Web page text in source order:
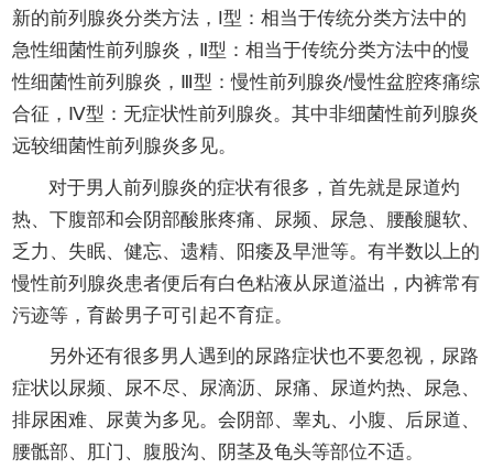
新的前列腺炎分类方法，I型：相当于传统分类方法中的
急性细菌性前列腺炎，Ⅱ型：相当于传统分类方法中的慢
性细菌性前列腺炎，Ⅲ型：慢性前列腺炎/慢性盆腔疼痛综
合征，Ⅳ型：无症状性前列腺炎。其中非细菌性前列腺炎
远较细菌性前列腺炎多见。
对于男人前列腺炎的症状有很多，首先就是尿道灼
热、下腹部和会阴部酸胀疼痛、尿频、尿急、腰酸腿软、
乏力、失眠、健忘、遗精、阳痿及早泄等。有半数以上的
慢性前列腺炎患者便后有白色粘液从尿道溢出，内裤常有
污迹等，育龄男子可引起不育症。
另外还有很多男人遇到的尿路症状也不要忽视，尿路
症状以尿频、尿不尽、尿滴沥、尿痛、尿道灼热、尿急、
排尿困难、尿黄为多见。会阴部、睾丸、小腹、后尿道、
腰骶部、肛门、腹股沟、阴茎及龟头等部位不适。